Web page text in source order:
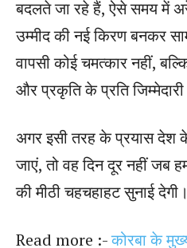
बदलते जा रहे हैं, ऐसे समय में
उम्मीद की नई किरण बनकर
वापसी कोई चमत्कार नहीं,
और प्रकृति के प्रति जिम्मेदारी
अगर इसी तरह के प्रयास देश
जाएं, तो वह दिन दूर नहीं जब
की मीठी चहचहाहट सुनाई देगी।
Read more :-कोरबा के